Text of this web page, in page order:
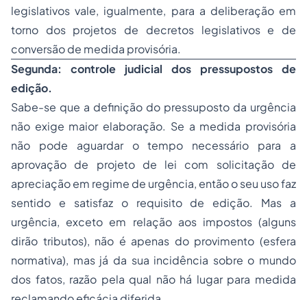
legislativos vale, igualmente, para a deliberação em
torno dos projetos de decretos legislativos e de
conversão de medida provisória.
Segunda: controle judicial dos pressupostos de
edição.
Sabe-se que a definição do pressuposto da urgência
não exige maior elaboração. Se a medida provisória
não pode aguardar o tempo necessário para a
aprovação de projeto de lei com solicitação de
apreciação em regime de urgência, então o seu uso faz
sentido e satisfaz o requisito de edição. Mas a
urgência, exceto em relação aos impostos (alguns
dirão tributos), não é apenas do provimento (esfera
normativa), mas já da sua incidência sobre o mundo
dos fatos, razão pela qual não há lugar para medida